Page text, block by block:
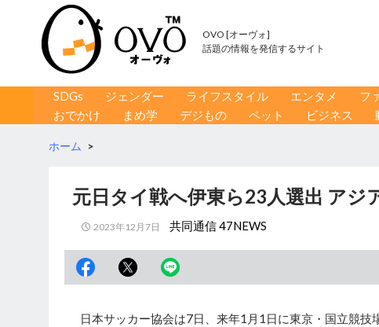
OVO [オーヴォ]
話題の情報を発信するサイト
コンテンツへ移動
SDGs ジェンダー ライフスタイル エンタメ フ
おでかけ
まめ学 デジもの ペット ビジネス
ホーム >
元日タイ戦へ伊東ら23人選出 アジ
2023年12月7日 共同通信 47NEWS
日本サッカー協会は7日、来年1月1日に東京・国立競